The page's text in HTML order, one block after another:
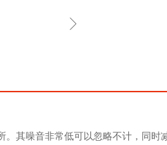
其噪音非常低可以忽略不计，同时